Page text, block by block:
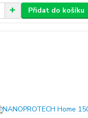
Přidat do košíku